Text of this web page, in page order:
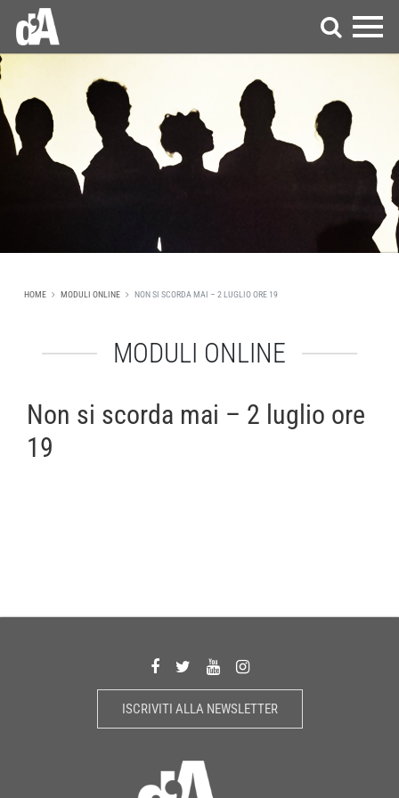
HOME MODULI ONLINE NON SI SCORDA MAI – 2 LUGLIO ORE 19
MODULI ONLINE
Non si scorda mai – 2 luglio ore
19
ISCRIVITI ALLA NEWSLETTER